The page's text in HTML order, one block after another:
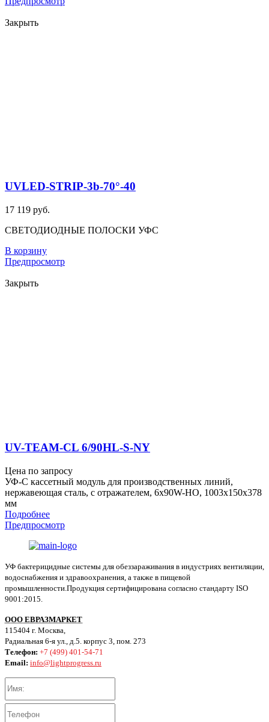
Закрыть
UVLED-STRIP-3b-70°-40
17 119 руб.
СВЕТОДИОДНЫЕ ПОЛОСКИ УФС
В корзину
Предпросмотр
Закрыть
UV-TEAM-CL 6/90HL-S-NY
Цена по запросу
УФ-С кассетный модуль для производственных линий,
нержавеющая сталь, с отражателем, 6x90W-HO, 1003x150x378
мм
Подробнее
Предпросмотр
УФ бактерицидные системы для обеззараживания в индустриях вентиляции,
водоснабжения и здравоохранения, а также в пищевой
промышленности.Продукция сертифицирована согласно стандарту ISO
9001:2015.
ООО ЕВРАЗМАРКЕТ
115404 г. Москва,
Радиальная 6-я ул., д.5. корпус 3, пом. 273
Телефон: +7 (499) 401-54-71
Email: info@lightprogress.ru